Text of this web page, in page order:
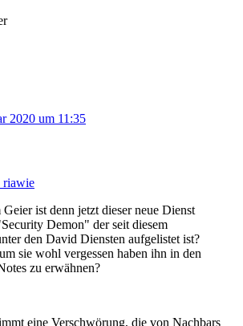
2020 um 11:35
riawie
Geier ist denn jetzt dieser neue Dienst
Demon" der seit diesem
den David Diensten aufgelistet ist?
sie wohl vergessen haben ihn in den
zu erwähnen?
eine Verschwörung, die von Nachbars